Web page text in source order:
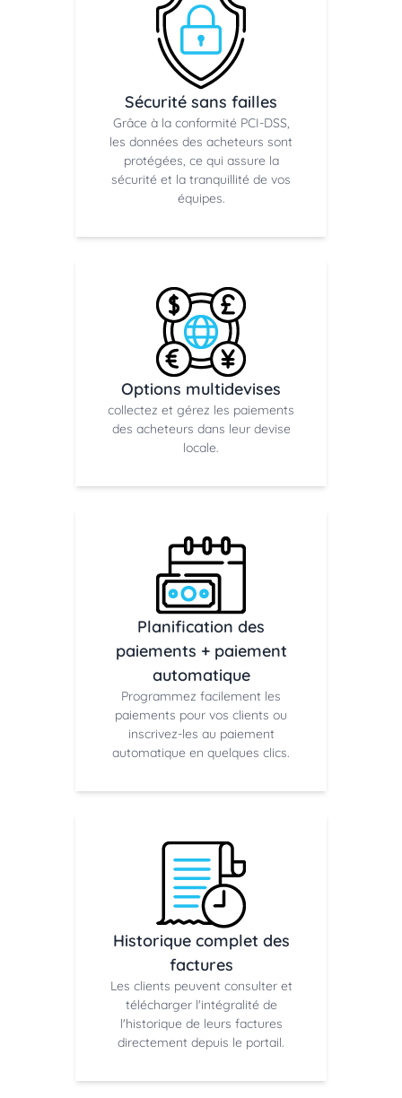
Sécurité sans failles
Grâce à la conformité PCI-DSS,
les données des acheteurs sont
protégées, ce qui assure la
sécurité et la tranquillité de vos
équipes.
Options multidevises
collectez et gérez les paiements
des acheteurs dans leur devise
locale.
Planification des
paiements + paiement
automatique
Programmez facilement les
paiements pour vos clients ou
inscrivez-les au paiement
automatique en quelques clics.
Historique complet des
factures
Les clients peuvent consulter et
télécharger l'intégralité de
l'historique de leurs factures
directement depuis le portail.